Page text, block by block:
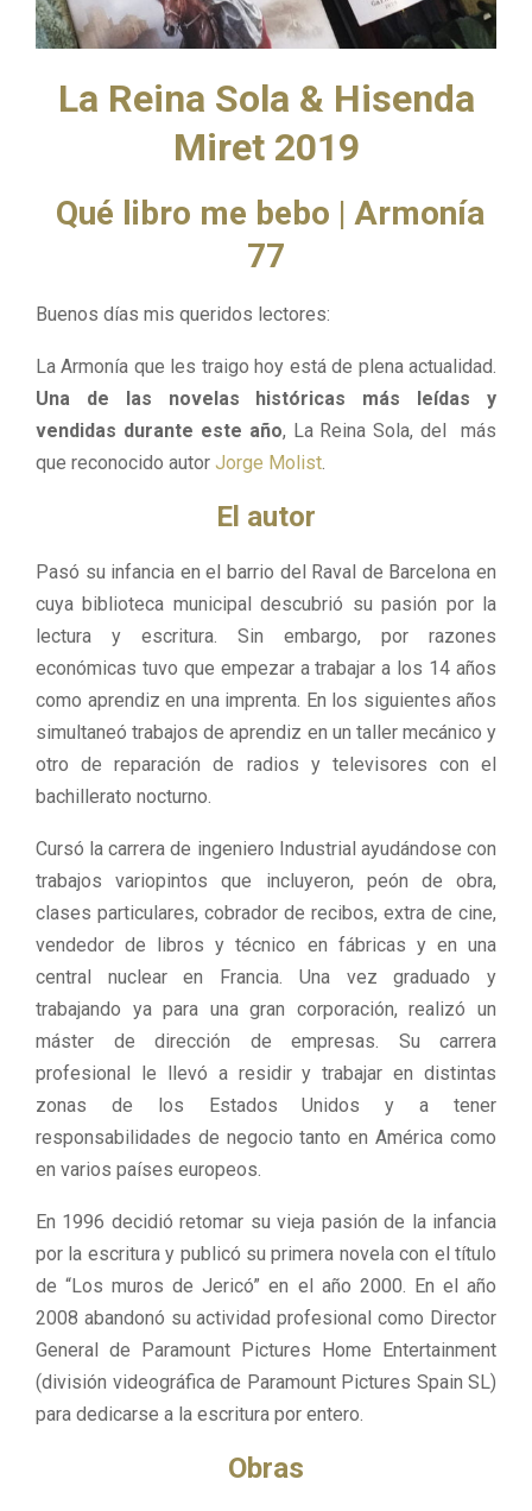
La Reina Sola & Hisenda
Miret 2019
Qué libro me bebo | Armonía
77
Buenos días mis queridos lectores:
La Armonía que les traigo hoy está de plena actualidad.
Una de las novelas históricas más leídas y
vendidas durante este año, La Reina Sola, del más
que reconocido autor Jorge Molist.
El autor
Pasó su infancia en el barrio del Raval de Barcelona en
cuya biblioteca municipal descubrió su pasión por la
lectura y escritura. Sin embargo, por razones
económicas tuvo que empezar a trabajar a los 14 años
como aprendiz en una imprenta. En los siguientes años
simultaneó trabajos de aprendiz en un taller mecánico y
otro de reparación de radios y televisores con el
bachillerato nocturno.
Cursó la carrera de ingeniero Industrial ayudándose con
trabajos variopintos que incluyeron, peón de obra,
clases particulares, cobrador de recibos, extra de cine,
vendedor de libros y técnico en fábricas y en una
central nuclear en Francia. Una vez graduado y
trabajando ya para una gran corporación, realizó un
máster de dirección de empresas. Su carrera
profesional le llevó a residir y trabajar en distintas
zonas de los Estados Unidos y a tener
responsabilidades de negocio tanto en América como
en varios países europeos.
En 1996 decidió retomar su vieja pasión de la infancia
por la escritura y publicó su primera novela con el título
de “Los muros de Jericó” en el año 2000. En el año
2008 abandonó su actividad profesional como Director
General de Paramount Pictures Home Entertainment
(división videográfica de Paramount Pictures Spain SL)
para dedicarse a la escritura por entero.
Obras